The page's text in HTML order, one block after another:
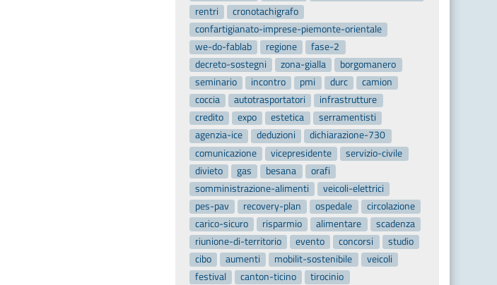
rentri
cronotachigrafo
confartigianato-imprese-piemonte-orientale
we-do-fablab
regione
fase-2
decreto-sostegni
zona-gialla
borgomanero
seminario
incontro pmi durc
camion
coccia
autotrasportatori
infrastrutture
credito
expo estetica
serramentisti
agenzia-ice
deduzioni
dichiarazione-730
comunicazione
vicepresidente
servizio-civile
divieto
gas besana
orafi
somministrazione-alimenti
veicoli-elettrici
pes-pav
recovery-plan ospedale
circolazione
carico-sicuro
risparmio alimentare
scadenza
riunione-di-territorio
evento concorsi
studio
cibo
aumenti mobilit-sostenibile
veicoli
festival
canton-ticino
tirocinio